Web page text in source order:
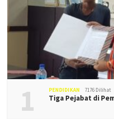
1 PENDIDIKAN 7176 Dilihat
Tiga Pejabat di